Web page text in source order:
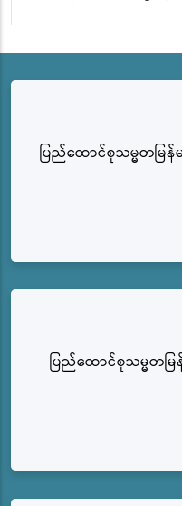
ပြည်ထောင်စုသမ္မတမြ
ပြည်‌ထောင်စုသမ္မတမ